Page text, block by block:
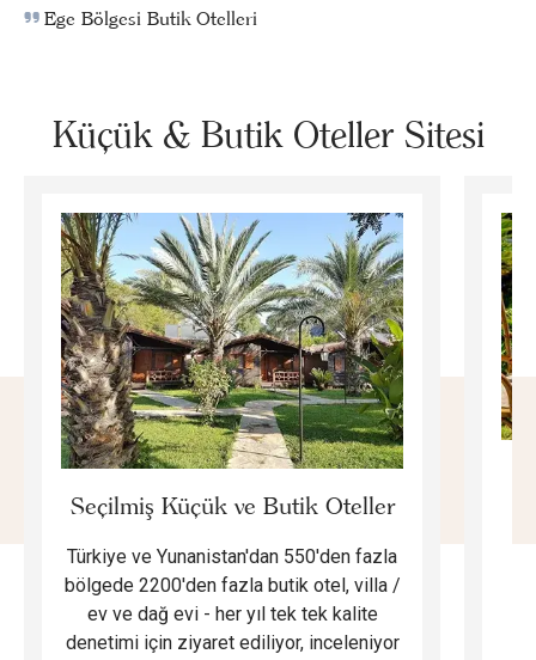
Ege Bölgesi Butik Otelleri
Küçük & Butik Oteller Sitesi
Seçilmiş Küçük ve Butik Oteller
Türkiye ve Yunanistan'dan 550'den fazla
bölgede 2200'den fazla butik otel, villa /
ev ve dağ evi - her yıl tek tek kalite
denetimi için ziyaret ediliyor, inceleniyor